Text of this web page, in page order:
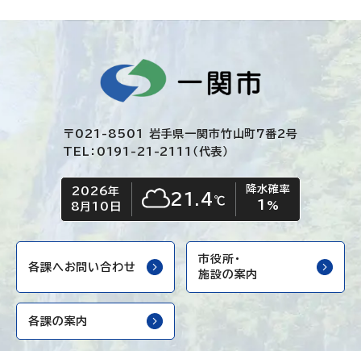
〒021-8501 岩手県一関市竹山町7番2号
TEL：0191-21-2111（代表）
今日の日付
2026年
8月10日
今日の天気
くもり21.4 ℃
降水確率
1 %
各課へお問い合わせ
市役所・
施設の案内
各課の案内